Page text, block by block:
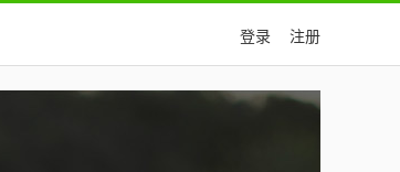
登录 注册